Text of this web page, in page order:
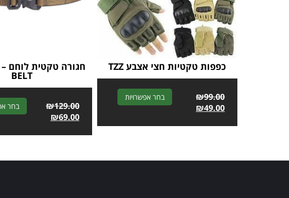
כפפות טקטיות חצי אצבע TZZ
₪99.00
₪49.00
בחר אפשרויות
l
e
a
BELT
₪129.00
₪69.00
בחר